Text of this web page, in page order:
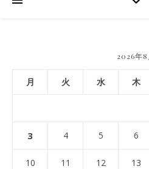
2026年8
月 火 水 木
3 4 5 6
10 11 12 13